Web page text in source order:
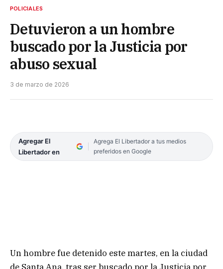
POLICIALES
Detuvieron a un hombre
buscado por la Justicia por
abuso sexual
3 de marzo de 2026
Agregar El
Libertador en
Agrega El Libertador a tus medios
preferidos en Google
Un hombre fue detenido este martes, en la ciudad